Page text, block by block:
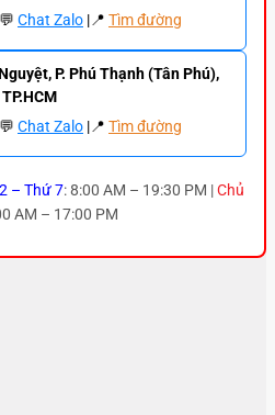
Chat Zalo |📍 Tìm đường
P. Phú Thạnh (Tân Phú),
TP.HCM
Chat Zalo |📍 Tìm đường
– Thứ 7: 8:00 AM – 19:30 PM |Chủ
AM – 17:00 PM